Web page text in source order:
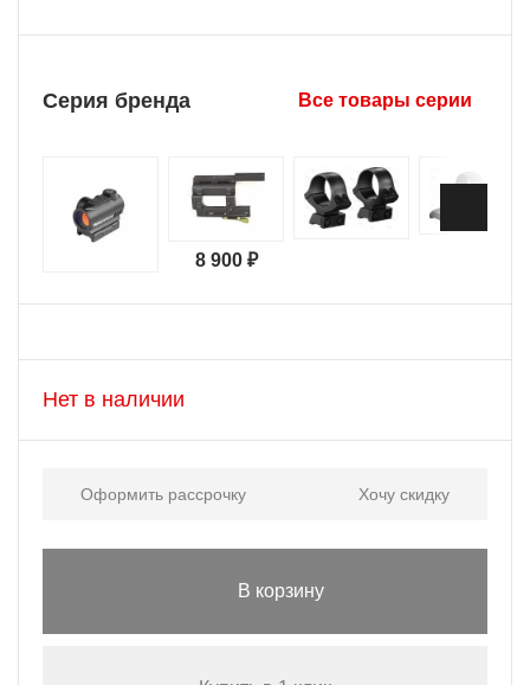
Серия бренда Все товары серии
8 900 ₽
Нет в наличии
Оформить рассрочку Хочу скидку
В корзину